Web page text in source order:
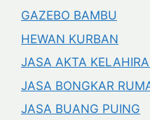
GAZEBO BAMBU
HEWAN KURBAN
JASA AKTA
JASA BONGKAR
JASA BUANG PUING